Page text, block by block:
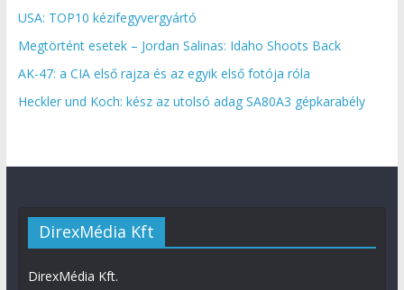
USA: TOP10 kézifegyvergyártó
Megtörtént esetek – Jordan Salinas: Idaho Shoots Back
AK-47: a CIA első rajza és az egyik első fotója róla
Heckler und Koch: kész az utolsó adag SA80A3 gépkarabély
DirexMédia Kft
DirexMédia Kft.